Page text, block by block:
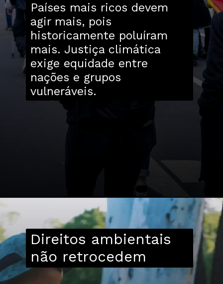
Países mais ricos devem
agir mais, pois
historicamente poluíram
mais. Justiça climática
exige equidade entre
nações e grupos
vulneráveis.
Direitos ambientais
não retrocedem